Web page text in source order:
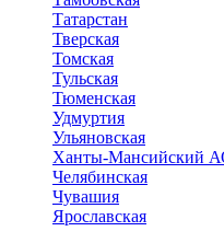
Татарстан
Тверская
Томская
Тульская
Тюменская
Удмуртия
Ульяновская
Ханты-Мансийский
Челябинская
Чувашия
Ярославская